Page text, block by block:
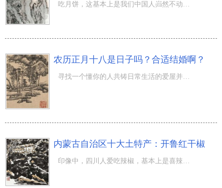
吃月饼，这基本上是我们中国人岿然不动的 中秋节 新春佳节国际惯例了，吃月饼意味着着阖家团聚，是十分吉祥
农历正月十八是日子吗？合适结婚啊？
寻找一个懂你的人共铸日常生活的爱屋并不易，完婚针对每一个人、每一个家中而言全是十分关键的事儿。因而必
内蒙古自治区十大土特产：开鲁红干椒
印像中，四川人爱吃辣椒，基本上是喜辣。可是，大家知道吗？坐落于内蒙古自治区的开鲁县，是红干椒的关键原